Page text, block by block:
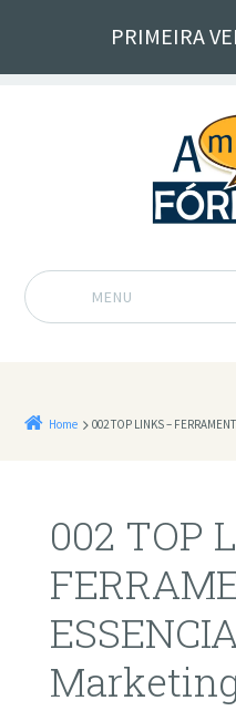
PRIMEIRA
MENU
Home 002 TOP LINKS –
002 TOP